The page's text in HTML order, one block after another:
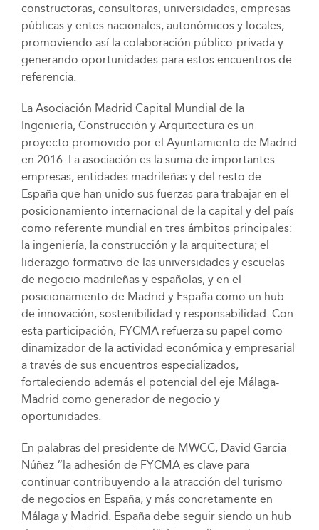
constructoras, consultoras, universidades, empresas
públicas y entes nacionales, autonómicos y locales,
promoviendo así la colaboración público-privada y
generando oportunidades para estos encuentros de
referencia.
La Asociación Madrid Capital Mundial de la
Ingeniería, Construcción y Arquitectura es un
proyecto promovido por el Ayuntamiento de Madrid
en 2016. La asociación es la suma de importantes
empresas, entidades madrileñas y del resto de
España que han unido sus fuerzas para trabajar en el
posicionamiento internacional de la capital y del país
como referente mundial en tres ámbitos principales:
la ingeniería, la construcción y la arquitectura; el
liderazgo formativo de las universidades y escuelas
de negocio madrileñas y españolas, y en el
posicionamiento de Madrid y España como un hub
de innovación, sostenibilidad y responsabilidad. Con
esta participación, FYCMA refuerza su papel como
dinamizador de la actividad económica y empresarial
a través de sus encuentros especializados,
fortaleciendo además el potencial del eje Málaga-
Madrid como generador de negocio y
oportunidades.
En palabras del presidente de MWCC, David Garcia
Núñez “la adhesión de FYCMA es clave para
continuar contribuyendo a la atracción del turismo
de negocios en España, y más concretamente en
Málaga y Madrid. España debe seguir siendo un hub